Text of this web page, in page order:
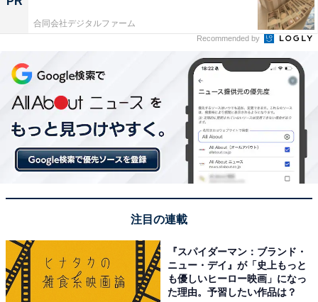
合同会社デジタルファーム
Recommended by
注目の連載
『スパイダーマン：ブランド・
ニュー・デイ』が「史上もっと
も優しいヒーロー映画」になっ
た理由。予習したい作品は？